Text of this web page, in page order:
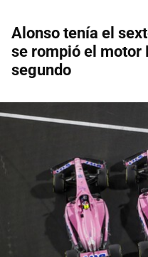
Alonso tenía el
se rompió el motor
segundo